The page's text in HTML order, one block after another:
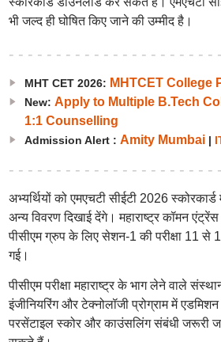
भी जल्द ही घोषित किए जाने की उम्मीद है।
MHT CET 2026: MHTCET College
New: Apply to Multiple B.Tech
1:1 Counselling
Admission Alert : Amity Mumbai|
अभ्यर्थियों को एमएचटी सीईटी 2026
अन्य विवरण दिखाई देंगे। महाराष्ट्र कॉमन
पीसीएम ग्रुप के लिए सेशन-1 की परीक्षा 11
गई।
पीसीएम परीक्षा महाराष्ट्र के भाग लेने वाले
इंजीनियरिंग और टेक्नोलॉजी प्रोग्राम में
परसेंटाइल स्कोर और काउंसलिंग संबंधी जरूरी